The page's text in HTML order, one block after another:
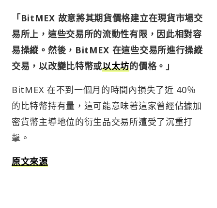
「BitMEX 故意將其期貨價格建立在現貨市場交
易所上，這些交易所的流動性有限，因此相對容
易操縱。然後，BitMEX 在這些交易所進行操縱
交易，以改變比特幣或以太坊的價格。」
BitMEX 在不到一個月的時間內損失了近 40％
的比特幣持有量，這可能意味著這家曾經佔據加
密貨幣主導地位的衍生品交易所遭受了沉重打
擊。
原文來源